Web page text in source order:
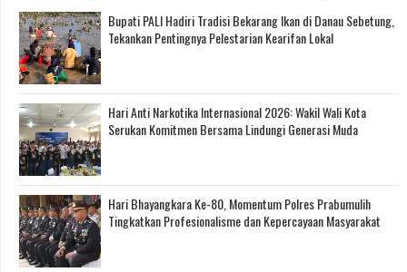
Bupati PALI Hadiri Tradisi Bekarang Ikan di Danau Sebetung,
Tekankan Pentingnya Pelestarian Kearifan Lokal
Hari Anti Narkotika Internasional 2026: Wakil Wali Kota
Serukan Komitmen Bersama Lindungi Generasi Muda
Hari Bhayangkara Ke-80, Momentum Polres Prabumulih
Tingkatkan Profesionalisme dan Kepercayaan Masyarakat